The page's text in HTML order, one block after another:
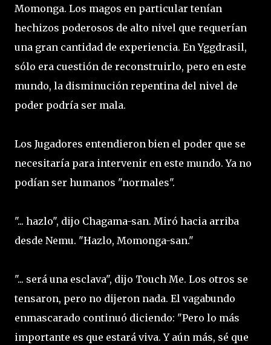
Momonga. Los magos en particular tenían
hechizos poderosos de alto nivel que requerían
una gran cantidad de experiencia. En Yggdrasil,
sólo era cuestión de reconstruirlo, pero en este
mundo, la disminución repentina del nivel de
poder podría ser mala.
Los Jugadores entendieron bien el poder que se
necesitaría para intervenir en este mundo. Ya no
podían ser humanos "normales".
"... hazlo", dijo Chagama-san. Miró hacia arriba
desde Nemu. "Hazlo, Momonga-san."
"... será una esclava", dijo Touch Me. Los otros se
tensaron, pero no dijeron nada. El vagabundo
enmascarado continuó diciendo: "Pero lo más
importante es que estará viva. Y aún más, sé que